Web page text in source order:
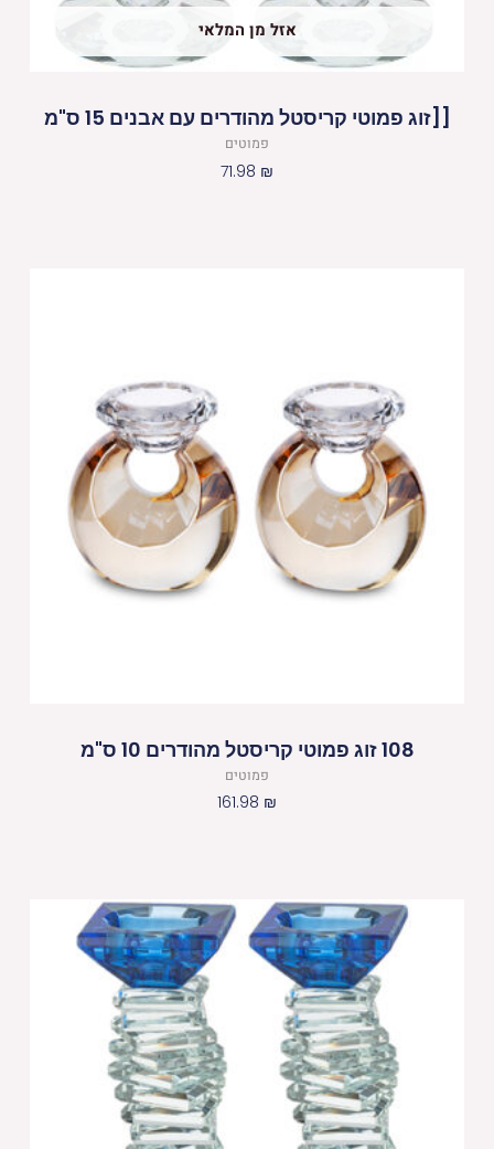
אזל מן המלאי
[[זוג פמוטי קריסטל מהודרים עם אבנים 15 ס"מ
פמוטים
71.98 ₪
108 זוג פמוטי קריסטל מהודרים 10 ס"מ
פמוטים
161.98 ₪